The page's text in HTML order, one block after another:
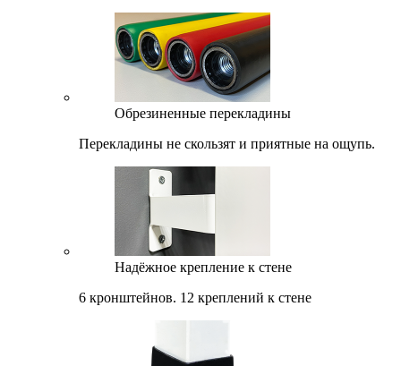
Обрезиненные перекладины
Перекладины не скользят и приятные на ощупь.
Надёжное крепление к стене
6 кронштейнов. 12 креплений к стене